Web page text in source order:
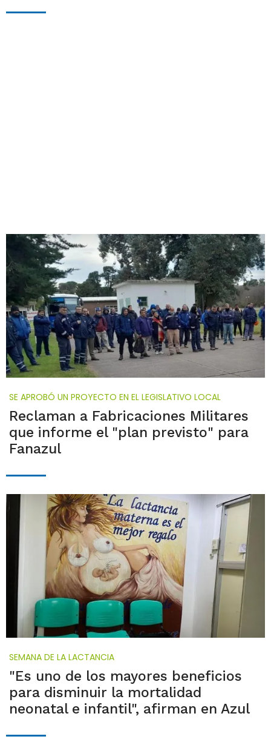
SE APROBÓ UN PROYECTO EN EL LEGISLATIVO LOCAL
Reclaman a Fabricaciones Militares
que informe el "plan previsto" para
Fanazul
SEMANA DE LA LACTANCIA
"Es uno de los mayores beneficios
para disminuir la mortalidad
neonatal e infantil", afirman en Azul